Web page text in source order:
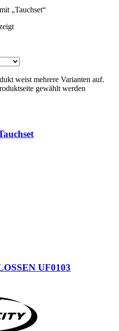
„Tauchset“
weist mehrere Varianten auf.
gewählt werden
UF0103